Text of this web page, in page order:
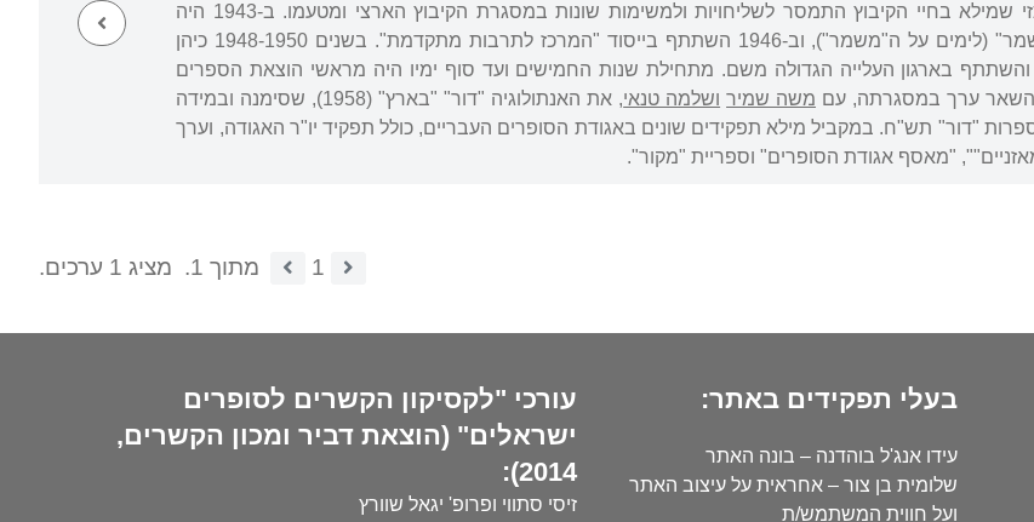
כל חייהם. בצד התפקיד המרכזי שמילא בחיי הקיבוץ התמסר לשליחויות ולמשימות שונות במסגרת הקיבוץ הארצי ומטעמו. ב-1943 היה
ממייסדיו ועורכיו של היומון "משמר" (לימים על ה"משמר"), וב-1946 השתתף בייסוד "המרכז לתרבות מתקדמת". בשנים 1948-1950 כיהן
והשתתף בארגון העלייה הגדולה משם. מתחילת שנות החמישים ועד סוף ימיו היה מראשי הוצאת הספרים
השאר ערך במסגרתה, עם משה שמיר ושלמה טנאי
, את האנתולוגיה "דור" "בארץ" (1958), שסימנה ובמידה
"דור" תש"ח. במקביל מילא תפקידים שונים באגודת הסופרים העבריים, כולל תפקיד יו"ר האגודה, וערך
"מאסף אגודת הסופרים" וספריית "מקור".
1 מתוך 1. מציג 1 ערכים.
בעלי תפקידים באתר:
עידו אנג'ל בוהדנה – בונה האתר
שלומית בן צור – אחראית על עיצוב האתר
ועל חווית המשתמש/ת
עורכי "לקסיקון הקשרים לסופרים
ישראלים" (הוצאת דביר ומכון הקשרים,
2014):
זיסי סתווי ופרופ' יגאל שוורץ